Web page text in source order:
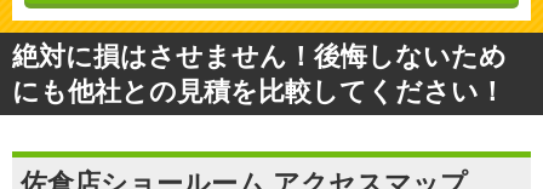
絶対に損はさせません！後悔しないため
にも他社との見積を比較してください！